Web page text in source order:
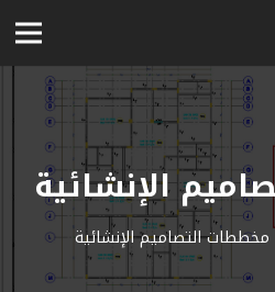
الإنشائية
مخططات التصاميم الإنشائية